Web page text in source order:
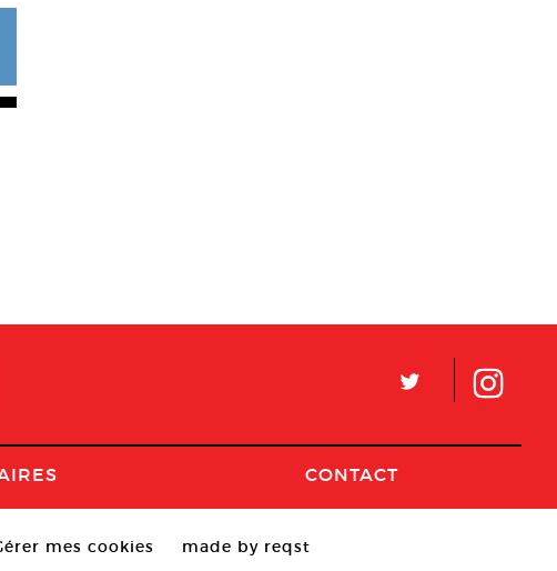
L
CONTACT
mes cookies made by reqst